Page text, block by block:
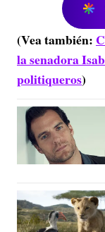
(Vea también:
la senadora
politiqueros)